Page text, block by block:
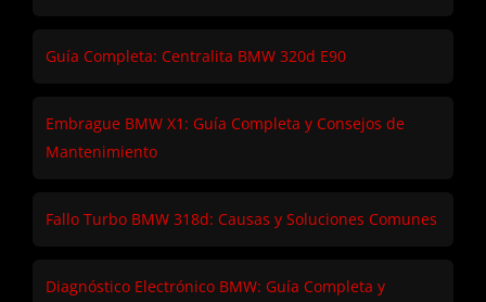
Guía Completa: Centralita BMW 320d E90
Embrague BMW X1: Guía Completa y Consejos de
Mantenimiento
Fallo Turbo BMW 318d: Causas y Soluciones Comunes
Diagnóstico Electrónico BMW: Guía Completa y